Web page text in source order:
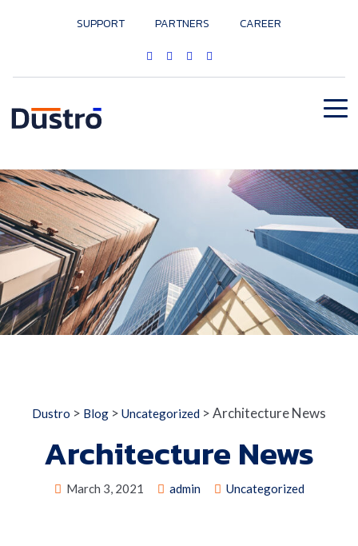
SUPPORT PARTNERS CAREER
Dustro > Blog > Uncategorized >Architecture News
Architecture News
March 3, 2021 admin Uncategorized